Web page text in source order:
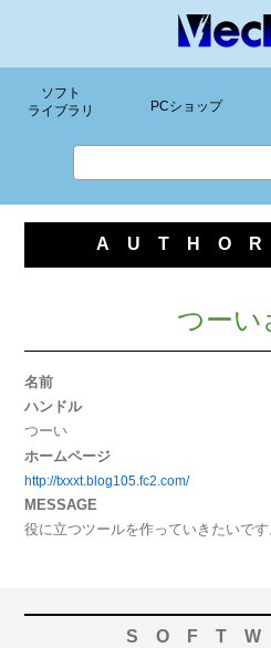
ソフト
ライブラリ
PCショップ
つーい
名前
ハンドル
つーい
ホームページ
http://txxxt.blog105.fc2.com/
MESSAGE
役に立つツールを作っていきたいです